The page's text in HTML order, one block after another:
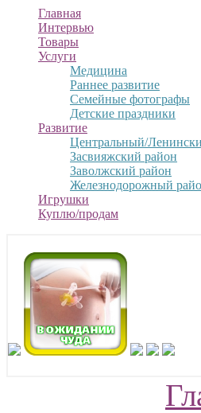
Главная
Интервью
Товары
Услуги
Медицина
Раннее развитие
Семейные фотографы
Детские праздники
Развитие
Центральный/
Засвияжский район
Заволжский район
Железнодорожный
Игрушки
Куплю/продам